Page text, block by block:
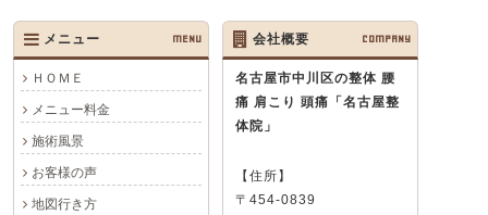
メニュー MENU
ＨＯＭＥ
メニュー料金
施術風景
お客様の声
地図行き方
会社概要 COMPANY
名古屋市中川区の整体 腰
痛 肩こり 頭痛 「名古屋整
体院」
【住所】
〒454-0839